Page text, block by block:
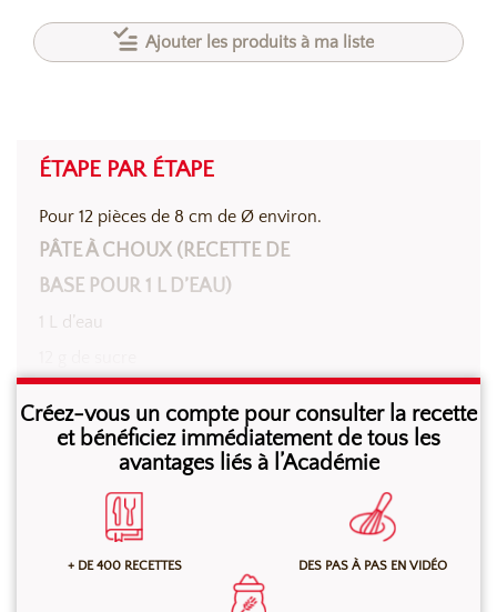
Ajouter les produits à ma liste
ÉTAPE PAR ÉTAPE
Pour 12 pièces de 8 cm de Ø environ.
PÂTE À CHOUX (RECETTE DE
BASE POUR 1 L D’EAU)
1 L d’eau
400 g de beurre
600 g de farine
800 à 1000 g d’oeufs
Réaliser la pâte à choux selon votre méthode
habituelle. Prélever 600 g de pâte à choux puis
Créez-vous un compte pour consulter la recette
et bénéficiez immédiatement de tous les
avantages liés à l’Académie
+ DE 400 RECETTES DES PAS À PAS EN VIDÉO